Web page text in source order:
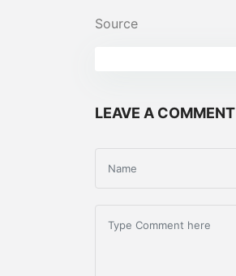
Source
LEAVE A COMMENT